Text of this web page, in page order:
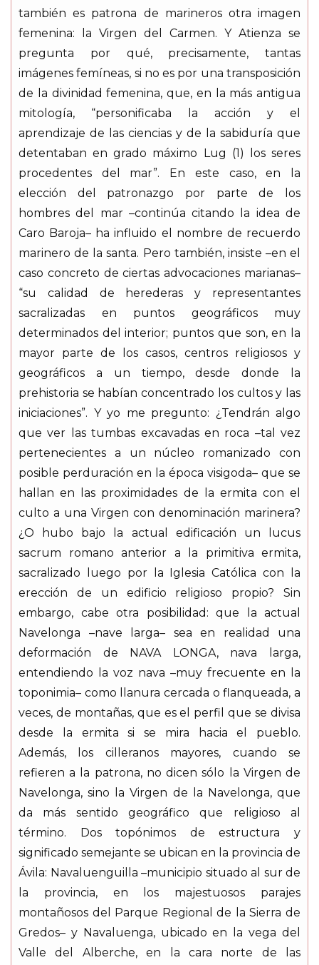
también es patrona de marineros otra imagen
femenina: la Virgen del Carmen. Y Atienza se
pregunta por qué, precisamente, tantas
imágenes femíneas, si no es por una transposición
de la divinidad femenina, que, en la más antigua
mitología, “personificaba la acción y el
aprendizaje de las ciencias y de la sabiduría que
detentaban en grado máximo Lug (1) los seres
procedentes del mar”. En este caso, en la
elección del patronazgo por parte de los
hombres del mar –continúa citando la idea de
Caro Baroja– ha influido el nombre de recuerdo
marinero de la santa. Pero también, insiste –en el
caso concreto de ciertas advocaciones marianas–
“su calidad de herederas y representantes
sacralizadas en puntos geográficos muy
determinados del interior; puntos que son, en la
mayor parte de los casos, centros religiosos y
geográficos a un tiempo, desde donde la
prehistoria se habían concentrado los cultos y las
iniciaciones”. Y yo me pregunto: ¿Tendrán algo
que ver las tumbas excavadas en roca –tal vez
pertenecientes a un núcleo romanizado con
posible perduración en la época visigoda– que se
hallan en las proximidades de la ermita con el
culto a una Virgen con denominación marinera?
¿O hubo bajo la actual edificación un lucus
sacrum romano anterior a la primitiva ermita,
sacralizado luego por la Iglesia Católica con la
erección de un edificio religioso propio? Sin
embargo, cabe otra posibilidad: que la actual
Navelonga –nave larga– sea en realidad una
deformación de NAVA LONGA, nava larga,
entendiendo la voz nava –muy frecuente en la
toponimia– como llanura cercada o flanqueada, a
veces, de montañas, que es el perfil que se divisa
desde la ermita si se mira hacia el pueblo.
Además, los cilleranos mayores, cuando se
refieren a la patrona, no dicen sólo la Virgen de
Navelonga, sino la Virgen de la Navelonga, que
da más sentido geográfico que religioso al
término. Dos topónimos de estructura y
significado semejante se ubican en la provincia de
Ávila: Navaluenguilla –municipio situado al sur de
la provincia, en los majestuosos parajes
montañosos del Parque Regional de la Sierra de
Gredos– y Navaluenga, ubicado en la vega del
Valle del Alberche, en la cara norte de las